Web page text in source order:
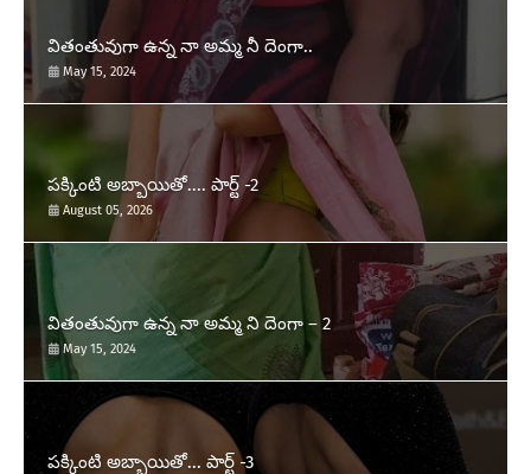
వితంతువుగా ఉన్న నా అమ్మ నీ దెంగా..
May 15, 2024
పక్కింటి అబ్బాయితో.... పార్ట్ -2
August 05, 2026
వితంతువుగా ఉన్న నా అమ్మ ని దెంగా – 2
May 15, 2024
పక్కింటి అబ్బాయితో... పార్ట్ -3